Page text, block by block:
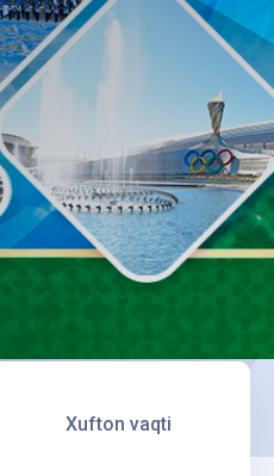
Xufton vaqti